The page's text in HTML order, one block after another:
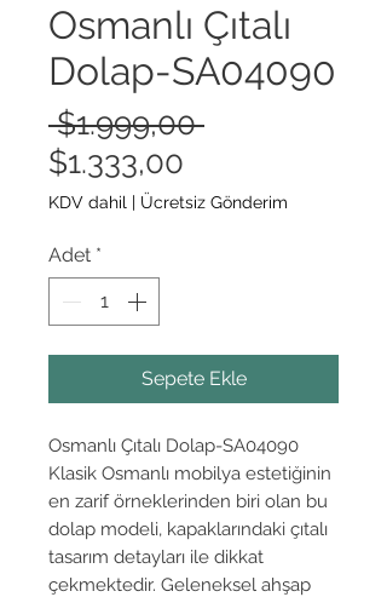
Osmanlı Çıtalı
Dolap-SA04090
$1.999,00 Normal
$1.333,00
Fiyat
KDV dahil | Ücretsiz Gönderim
Adet *
Sepete Ekle
Osmanlı Çıtalı Dolap-SA04090
Klasik Osmanlı mobilya estetiğinin
en zarif örneklerinden biri olan bu
dolap modeli, kapaklarındaki çıtalı
tasarım detayları ile dikkat
çekmektedir. Geleneksel ahşap